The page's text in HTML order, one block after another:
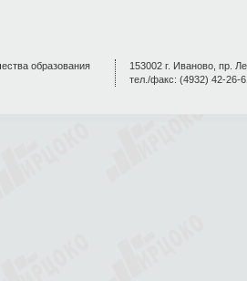
образования
153002 г. Иваново, пр.
тел./факс: (4932) 42-26-